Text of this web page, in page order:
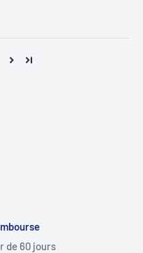
de 60 jours